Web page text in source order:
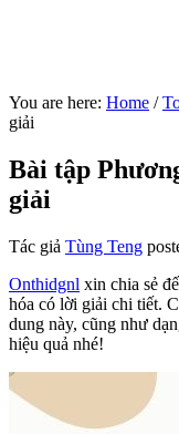
You are here: Home /
giải
Bài tập
giải
Tác giả Tùng Teng
Onthidgnl xin chia sẻ
hóa có lời giải chi tiết.
dung này, cũng như
hiệu quả nhé!